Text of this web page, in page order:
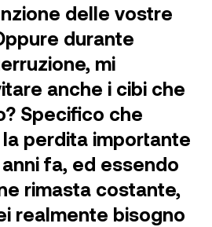
delle vostre
durante
mi
anche i cibi che
Specifico che
perdita importante
fa, ed essendo
rimasta costante,
realmente bisogno